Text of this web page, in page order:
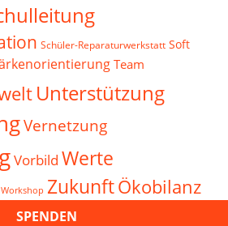
Schüler-Reparaturwerkstatt Soft
Team
Unterstützung
Vernetzung
Vorbild Werte
Workshop ZukunftÖkobilanz
SPENDEN